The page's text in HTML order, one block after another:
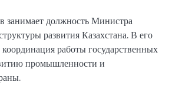
занимает должность Министра
развития Казахстана. В его
работы государственных
промышленности и